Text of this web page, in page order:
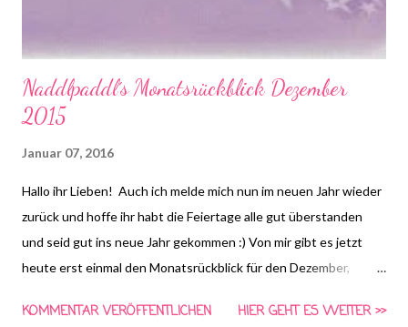
Naddlpaddl´s Monatsrückblick Dezember
2015
Januar 07, 2016
Hallo ihr Lieben! Auch ich melde mich nun im neuen Jahr wieder
zurück und hoffe ihr habt die Feiertage alle gut überstanden
und seid gut ins neue Jahr gekommen :) Von mir gibt es jetzt
heute erst einmal den Monatsrückblick für den Dezember,
immer ein bisschen mehr Arbeit ;D Aber ich denke wir starten
KOMMENTAR VERÖFFENTLICHEN HIER GEHT ES WEITER >>